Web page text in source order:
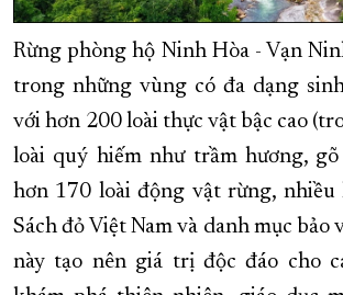
Rừng phòng hộ Ninh Hòa - Vạn
trong những vùng có đa dạng
với hơn 200 loài thực vật bậc cao
loài quý hiếm như trầm hương,
hơn 170 loài động vật rừng, nhiều
Sách đỏ Việt Nam và danh mục bảo
này tạo nên giá trị độc đáo cho